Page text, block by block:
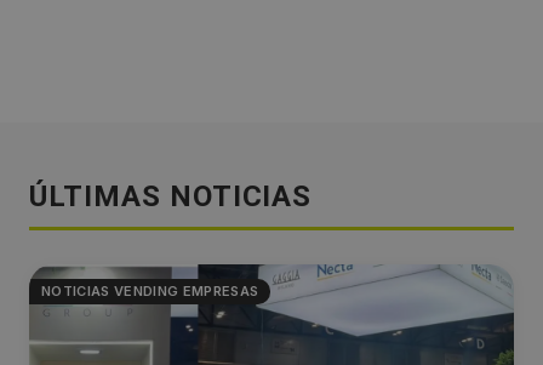
ÚLTIMAS NOTICIAS
NOTICIAS VENDING EMPRESAS